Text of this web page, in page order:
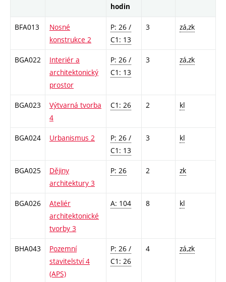
hodin
BFA013
Nosné
konstrukce 2
P: 26 /
C1: 13
3 zá,zk
BGA022
Interiér a
architektonický
prostor
P: 26 /
C1: 13
3 zá,zk
BGA023
Výtvarná tvorba
4
C1: 26 2 kl
BGA024 Urbanismus 2
P: 26 /
C1: 13
3 kl
BGA025
Dějiny
architektury 3
P: 26 2 zk
BGA026
Ateliér
architektonické
tvorby 3
A: 104 8 kl
BHA043
Pozemní
stavitelství 4
(APS)
P: 26 /
C1: 26
4 zá,zk